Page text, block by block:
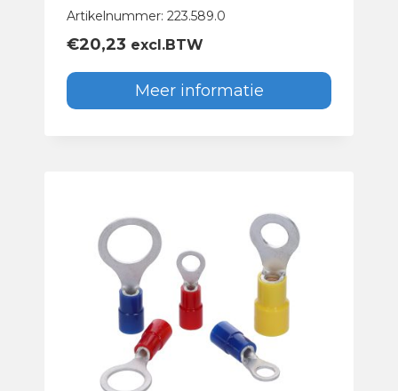
Artikelnummer: 223.589.0
€20,23 excl.BTW
Meer informatie